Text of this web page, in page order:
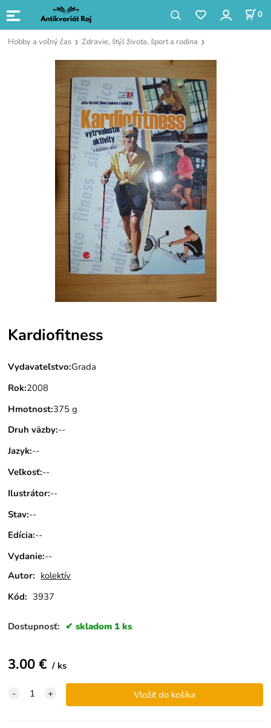
0
Hobby a voľný čas Zdravie, štýl života, šport a rodina
Kardiofitness
Vydavateľstvo:Grada
Rok:2008
Hmotnost:375 g
Druh väzby:--
Jazyk:--
Veľkosť:--
Ilustrátor:--
Stav:--
Edícia:--
Vydanie:--
Autor: kolektív
Kód: 3937
Dostupnosť: skladom 1 ks
3.00€ ks